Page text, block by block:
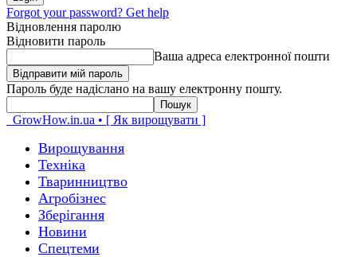
Forgot your password? Get help
Відновлення паролю
Відновити пароль
Ваша адреса електронної пошти
Пароль буде надіслано на вашу електронну пошту.
GrowHow.in.ua • [ Як вирощувати ]
Вирощування
Техніка
Тваринництво
Агробізнес
Зберігання
Новини
Спецтеми